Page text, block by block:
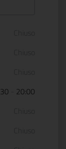
20:00